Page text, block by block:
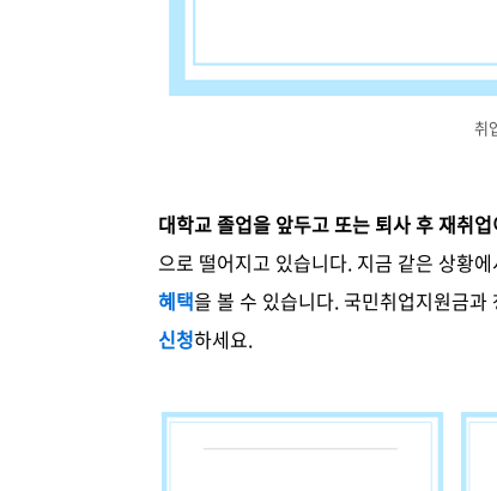
취
대학교 졸업을 앞두고 또는 퇴사 후 재취
으로 떨어지고 있습니다. 지금 같은 상황
혜택을 볼 수 있습니다. 국민취업지원금과
신청하세요.